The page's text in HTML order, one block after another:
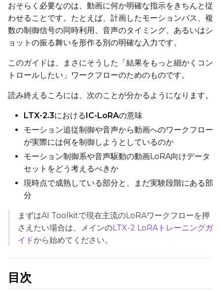
TARGET
Target Type
Linear Rank
SAVE
Data Type
BF16
TRAINING
おそらく必要なのは、動画に何か明確な指示をきちんと従
わせることです。たとえば、計画したモーションパス、複
数の制御信号の同時利用、音声のタイミング、あるいはシ
ョットの振る舞いを形作る別の明確な入力です。
このガイドは、まさにそうした「結果をもっと細かくコン
トロールしたい」ワークフローのためのものです。
読み終えるころには、次のことが分かるようになります。
LTX-2.3におけるIC-LoRAの意味
モーション追従制御や音声から動画へのワークフロー
が実際には何を制御しようとしているのか
モーション制御系や音声駆動の動画LoRA向けデータ
セットをどう考えるべきか
現時点で成熟している部分と、まだ実験段階にある部
分
まずはAI Toolkitで現在主流のLoRAワークフローを押
さえたい場合は、メインのLTX-2 LoRAトレーニングガ
イドから始めてください。
目次